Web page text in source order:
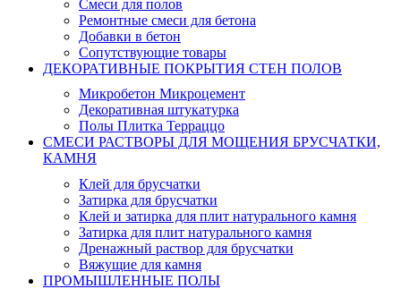
Смеси для полов
Ремонтные смеси для бетона
Добавки в бетон
Сопутствующие товары
ДЕКОРАТИВНЫЕ ПОКРЫТИЯ СТЕН ПОЛОВ
Микробетон Микроцемент
Декоративная штукатурка
Полы Плитка Терраццо
СМЕСИ РАСТВОРЫ ДЛЯ МОЩЕНИЯ БРУСЧАТКИ,
КАМНЯ
Клей для брусчатки
Затирка для брусчатки
Клей и затирка для плит натурального камня
Затирка для плит натурального камня
Дренажный раствор для брусчатки
Вяжущие для камня
ПРОМЫШЛЕННЫЕ ПОЛЫ